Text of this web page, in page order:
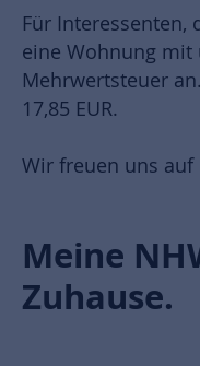
Für Interessenten,
eine Wohnung mit
Mehrwertsteuer
17,85 EUR.
Wir freuen uns auf
Meine
Zuhause.